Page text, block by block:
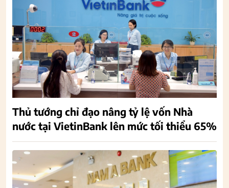
Thủ tướng chỉ đạo nâng tỷ lệ vốn Nhà
nước tại VietinBank lên mức tối thiểu 65%